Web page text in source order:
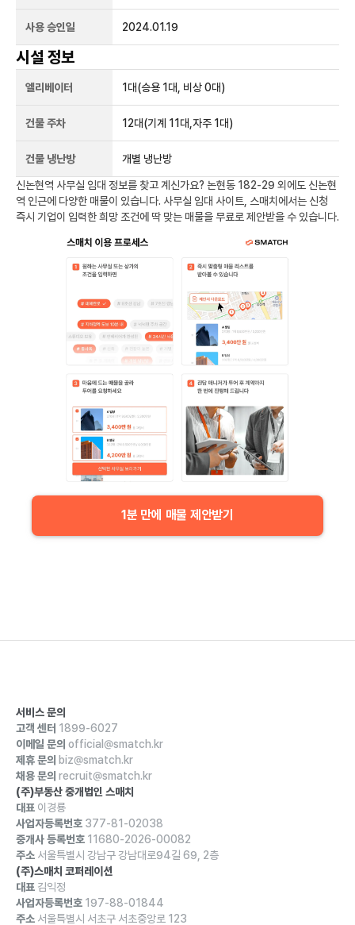
사용 승인일 2024.01.19
시설 정보
엘리베이터 1 대(승용 1대, 비상 0대)
건물 주차 12대(기계 11대,자주 1대)
건물 냉난방 개별 냉난방
신논현역 사무실 임대 정보를 찾고 계신가요? 논현동 182-29 외에도 신논현
역 인근에 다양한 매물이 있습니다. 사무실 임대 사이트, 스매치에서는 신청
즉시 기업이 입력한 희망 조건에 딱 맞는 매물을 무료로 제안받을 수 있습니다.
1분 만에 매물 제안받기
서비스 문의
고객 센터 1899-6027
이메일 문의 official@smatch.kr
제휴 문의 biz@smatch.kr
채용 문의 recruit@smatch.kr
(주)부동산 중개법인 스매치
대표 이경룡
사업자등록번호 377-81-02038
중개사 등록번호 11680-2026-00082
주소 서울특별시 강남구 강남대로94길 69, 2층
(주)스매치 코퍼레이션
대표 김익정
사업자등록번호 197-88-01844
주소 서울특별시 서초구 서초중앙로 123